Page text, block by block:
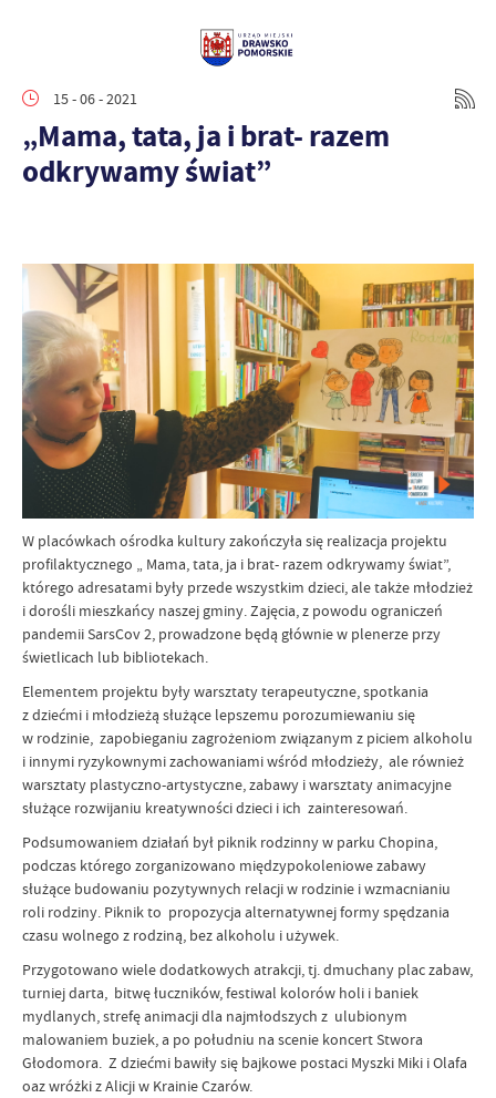
15 - 06 - 2021
„Mama, tata, ja i brat- razem
odkrywamy świat”
W placówkach ośrodka kultury zakończyła się realizacja projektu
profilaktycznego „ Mama, tata, ja i brat- razem odkrywamy świat”,
którego adresatami były przede wszystkim dzieci, ale także młodzież
i dorośli mieszkańcy naszej gminy. Zajęcia, z powodu ograniczeń
pandemii SarsCov 2, prowadzone będą głównie w plenerze przy
świetlicach lub bibliotekach.
Elementem projektu były warsztaty terapeutyczne, spotkania
z dziećmi i młodzieżą służące lepszemu porozumiewaniu się
w rodzinie, zapobieganiu zagrożeniom związanym z piciem alkoholu
i innymi ryzykownymi zachowaniami wśród młodzieży, ale również
warsztaty plastyczno-artystyczne, zabawy i warsztaty animacyjne
służące rozwijaniu kreatywności dzieci i ich zainteresowań.
Podsumowaniem działań był piknik rodzinny w parku Chopina,
podczas którego zorganizowano międzypokoleniowe zabawy
służące budowaniu pozytywnych relacji w rodzinie i wzmacnianiu
roli rodziny. Piknik to propozycja alternatywnej formy spędzania
czasu wolnego z rodziną, bez alkoholu i używek.
Przygotowano wiele dodatkowych atrakcji, tj. dmuchany plac zabaw,
turniej darta, bitwę łuczników, festiwal kolorów holi i baniek
mydlanych, strefę animacji dla najmłodszych z ulubionym
malowaniem buziek, a po południu na scenie koncert Stwora
Głodomora. Z dziećmi bawiły się bajkowe postaci Myszki Miki i Olafa
oaz wróżki z Alicji w Krainie Czarów.